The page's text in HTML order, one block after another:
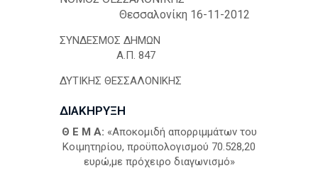
h
Θεσσαλονίκη 16-11-2012
ΣΥΝΔΕΣΜΟΣ ΔΗΜΩΝ
Α.Π. 847
ΔΥΤΙΚΗΣ ΘΕΣΣΑΛΟΝΙΚΗΣ
ΔΙΑΚΗΡΥΞΗ
Θ Ε Μ Α: «Αποκομιδή απορριμμάτων του
Κοιμητηρίου, προϋπολογισμού 70.528,20
ευρώ,με πρόχειρο διαγωνισμό»